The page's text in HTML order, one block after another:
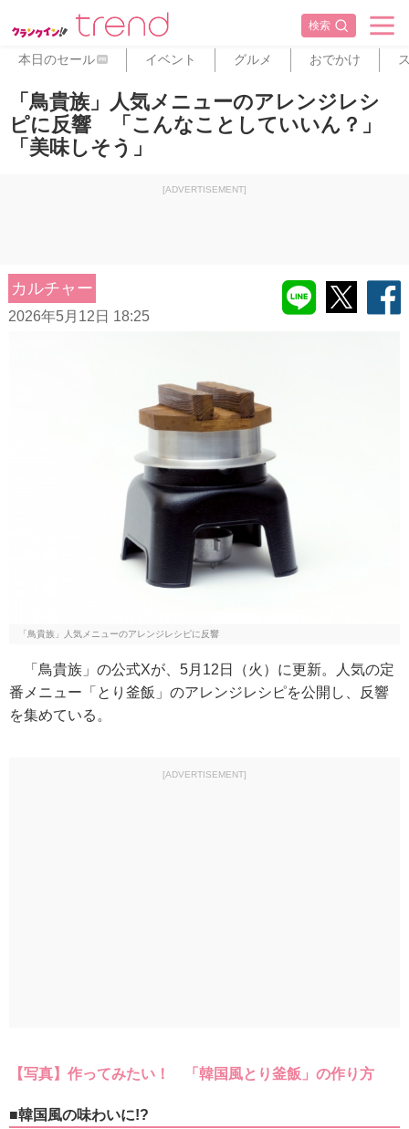
検索
本日のセール PR イベント グルメ おでかけ
「鳥貴族」人気メニューのアレンジレシ
ピに反響 「こんなことしていいん？」
「美味しそう」
[ADVERTISEMENT]
カルチャー
2026年5月12日 18:25
「鳥貴族」人気メニューのアレンジレシピに反響
「鳥貴族」の公式Xが、5月12日（火）に更新。人気の定
番メニュー「とり釜飯」のアレンジレシピを公開し、反響
を集めている。
[ADVERTISEMENT]
【写真】作ってみたい！ 「韓国風とり釜飯」の作り方
■韓国風の味わいに!?